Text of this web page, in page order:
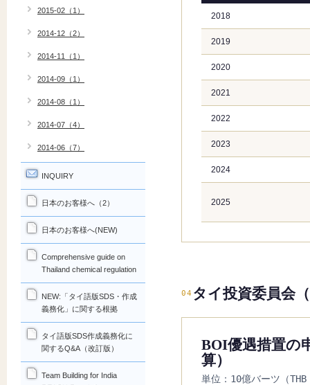
2018
2019
2020
2021
2022
2023
2024
2025
04 タイ投資委員会
BOI優遇措置の
算）
単位：10億バーツ（
2015-02（1）
2014-12（2）
2014-11（1）
2014-09（1）
2014-08（1）
2014-07（4）
2014-06（7）
INQUIRY
日本のお客様へ（2）
日本のお客様へ(NEW)
Comprehensive guide on
Thailand chemical regulation
NEW:「タイ語版SDS・作成
義務化」に関する根拠
タイ語版SDS作成義務化に
関するQ&A（改訂版）
Team Building for India